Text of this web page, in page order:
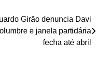
Girão denuncia Davi
e janela partidária
fecha até abril